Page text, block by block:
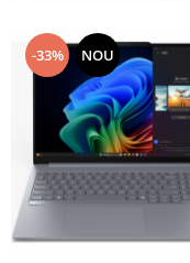
-33% NOU